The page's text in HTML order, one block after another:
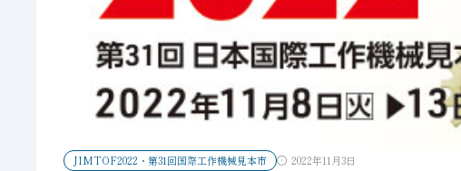
JIMTOF2022・第31回国際工作機械見本市 2022年11月3日